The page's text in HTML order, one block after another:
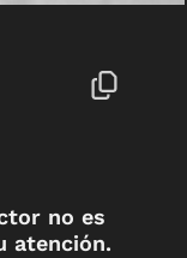
no es
atención.